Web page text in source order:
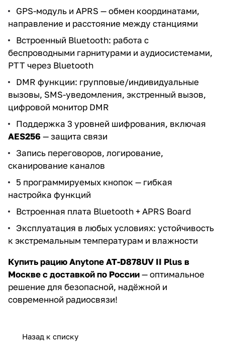
GPS-модуль и APRS — обмен координатами,
направление и расстояние между станциями
Встроенный Bluetooth: работа с
беспроводными гарнитурами и аудиосистемами,
PTT через Bluetooth
DMR функции: групповые/индивидуальные
вызовы, SMS-уведомления, экстренный вызов,
цифровой монитор DMR
Поддержка 3 уровней шифрования, включая
AES256 — защита связи
Запись переговоров, логирование,
сканирование каналов
5 программируемых кнопок — гибкая
настройка функций
Встроенная плата Bluetooth + APRS Board
Эксплуатация в любых условиях: устойчивость
к экстремальным температурам и влажности
Купить рацию Anytone AT-D878UV II Plus в
Москве с доставкой по России— оптимальное
решение для безопасной, надёжной и
современной радиосвязи!
Назад к списку